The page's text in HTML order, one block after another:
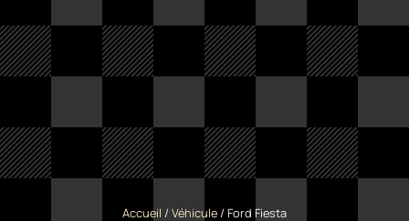
Accueil / Véhicule/ Ford Fiesta